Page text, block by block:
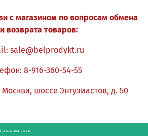
с магазином по вопросам обмена
возврата товаров:
sale@belprodykt.ru
8-916-360-54-55
Москва, шоссе Энтузиастов, д. 50
ДОСТАВКОЙ ПО МОСКВЕ